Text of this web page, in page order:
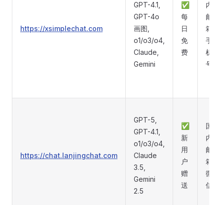
https://xsimplechat.com
GPT-4.1,
GPT-4o
画图,
o1/o3/o4,
Claude,
Gemini
✅
每
日
免
费
内
邮
箱/
手
机
号
https://chat.lanjingchat.com
GPT-5,
GPT-4.1,
o1/o3/o4,
Claude
3.5,
Gemini
2.5
✅
新
用
户
赠
送
国
内
邮
箱/
微
信